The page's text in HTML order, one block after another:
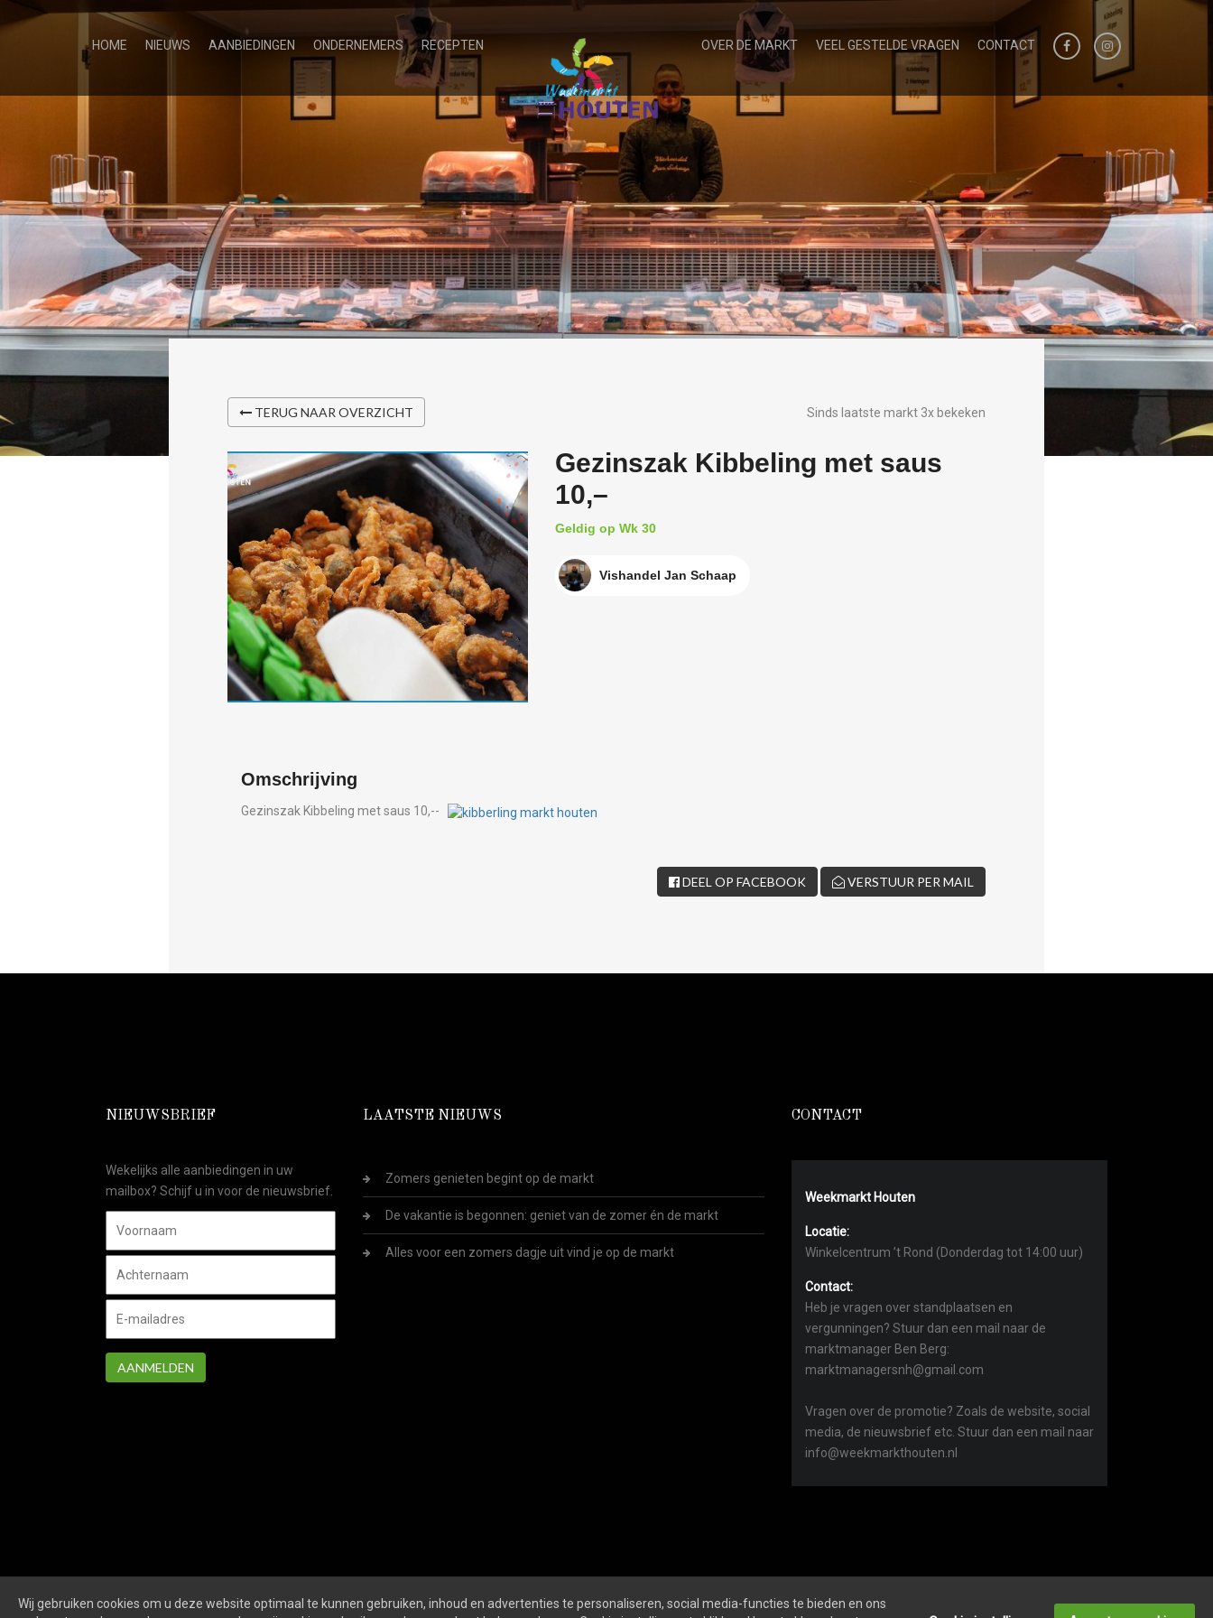
HOME NIEUWS AANBIEDINGEN ONDERNEMERS RECEPTEN OVER DE MARKT VEEL GESTELDE VRAGEN CONTACT
TERUG NAAR OVERZICHT Sinds laatste markt 3x bekeken
Gezinszak Kibbeling met saus
10,–
Geldig op Wk 30
Vishandel Jan Schaap
Omschrijving
Gezinszak Kibbeling met saus 10,--
DEEL OP FACEBOOK VERSTUUR PER MAIL
NIEUWSBRIEF
Wekelijks alle aanbiedingen in uw
mailbox? Schijf u in voor de nieuwsbrief.
AANMELDEN
LAATSTE NIEUWS
Zomers genieten begint op de markt
De vakantie is begonnen: geniet van de zomer én de markt
Alles voor een zomers dagje uit vind je op de markt
CONTACT
Weekmarkt Houten
Locatie:
Winkelcentrum ’t Rond (Donderdag tot 14:00 uur)
Contact:
Heb je vragen over standplaatsen en
vergunningen? Stuur dan een mail naar de
marktmanager Ben Berg:
marktmanagersnh@gmail.com
Vragen over de promotie? Zoals de website, social
media, de nieuwsbrief etc. Stuur dan een mail naar
info@weekmarkthouten.nl
Wij gebruiken cookies om u deze website optimaal te kunnen gebruiken, inhoud en advertenties te personaliseren, social media-functies te bieden en ons